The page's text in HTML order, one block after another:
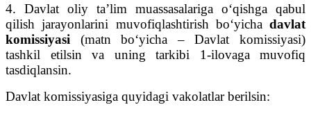
4. Davlat oliy ta’lim muassasalariga o‘qishga qabul
qilish jarayonlarini muvofiqlashtirish bo‘yicha davlat
komissiyasi (matn bo‘yicha – Davlat komissiyasi)
tashkil etilsin va uning tarkibi 1-ilovaga muvofiq
tasdiqlansin.
Davlat komissiyasiga quyidagi vakolatlar berilsin: